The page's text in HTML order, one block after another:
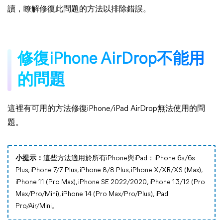
讀，瞭解修復此問題的方法以排除錯誤。
修復iPhone AirDrop不能用
的問題
這裡有可用的方法修復iPhone/iPad AirDrop無法使用的問
題。
小提示： 這些方法適用於所有iPhone與iPad：iPhone 6s/6s
Plus, iPhone 7/7 Plus, iPhone 8/8 Plus, iPhone X/XR/XS (Max),
iPhone 11 (Pro Max), iPhone SE 2022/2020, iPhone 13/12 (Pro
Max/Pro/Mini), iPhone 14 (Pro Max/Pro/Plus), iPad
Pro/Air/Mini。